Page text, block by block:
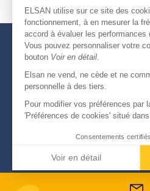
ELSAN utilise sur ce site des
fonctionnement, à en mesurer la
accord à évaluer les performances
Vous pouvez personnaliser votre
bouton Voir en détail
Elsan ne vend, ne cède et ne
personnelle à des tiers.
Pour modifier vos préférences par
'Préférences de cookies' situé
Consentements
Voir en détail